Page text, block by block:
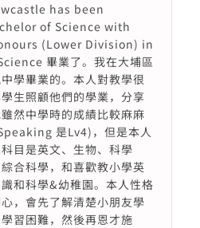
has been
of Science with
(Lower Division) in
畢業了。我在大埔區
學畢業的。本人對教學很
生照顧他們的學業，分享
然中學時的成績比較麻麻
是Lv4)，但是本人
目是英文、生物、科學
合科學，和喜歡教小學英
和科學&幼稚園。本人性格
，會先了解清楚小朋友學
習困難，然後再恩才施